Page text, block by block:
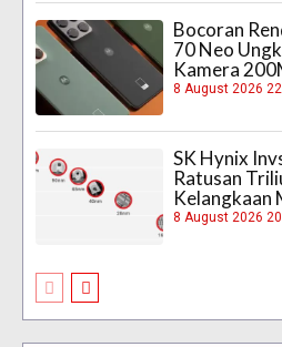
Bocoran
70 Neo
Kamera
8 August 2026
SK Hynix
Ratusan
Kelangkaan
8 August 2026